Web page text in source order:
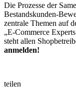
Die Prozesse der
Bestandskunden-
zentrale Themen auf
„E-Commerce
steht allen
anmelden!
teilen